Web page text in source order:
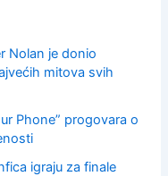
Nolan je donio
mitova svih
Phone” progovara o
igraju za finale